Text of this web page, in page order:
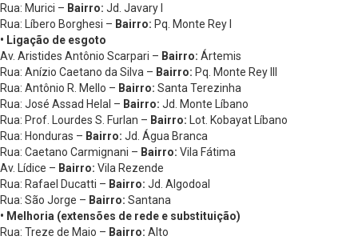
Rua: Murici – Bairro: Jd. Javary I
Rua: Líbero Borghesi – Bairro: Pq. Monte Rey I
• Ligação de esgoto
Av. Aristides Antônio Scarpari – Bairro: Ártemis
Rua: Anízio Caetano da Silva – Bairro: Pq. Monte Rey III
Rua: Antônio R. Mello – Bairro: Santa Terezinha
Rua: José Assad Helal – Bairro: Jd. Monte Líbano
Rua: Prof. Lourdes S. Furlan – Bairro: Lot. Kobayat Líbano
Rua: Honduras – Bairro: Jd. Água Branca
Rua: Caetano Carmignani – Bairro: Vila Fátima
Av. Lídice – Bairro: Vila Rezende
Rua: Rafael Ducatti – Bairro: Jd. Algodoal
Rua: São Jorge – Bairro: Santana
• Melhoria (extensões de rede e substituição)
Rua: Treze de Maio – Bairro: Alto